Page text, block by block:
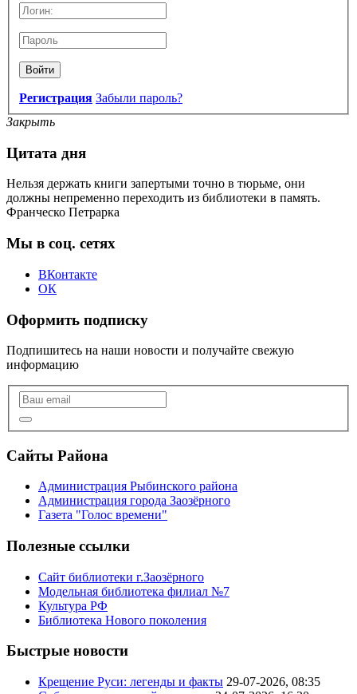
Войти
Регистрация Забыли пароль?
Закрыть
Цитата дня
Нельзя держать книги запертыми точно в тюрьме, они
должны непременно переходить из библиотеки в память.
Франческо Петрарка
Мы в соц. сетях
ВКонтакте
ОК
Оформить подписку
Подпишитесь на наши новости и получайте свежую
информацию
Сайты Района
Администрация Рыбинского района
Администрация города Заозёрного
Газета "Голос времени"
Полезные ссылки
Сайт библиотеки г.Заозёрного
Модельная библиотека филиал №7
Культура РФ
Библиотека Нового поколения
Быстрые новости
Крещение Руси: легенды и факты 29-07-2026, 08:35